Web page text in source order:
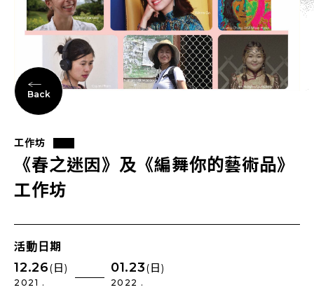
Back
工作坊
《春之迷因》及《編舞你的藝術品》
⼯作坊
活動日期
12.26(日)
2021 .
01.23(日)
2022 .